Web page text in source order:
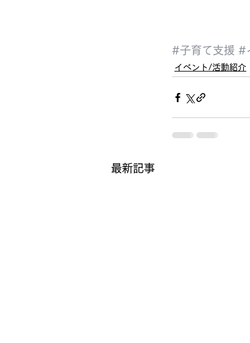
#子育て支援 #
イベント/活動紹介
最新記事